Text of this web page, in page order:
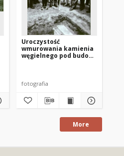
Uroczystość
wmurowania kamienia
węgielnego pod budowę
fotografia
More